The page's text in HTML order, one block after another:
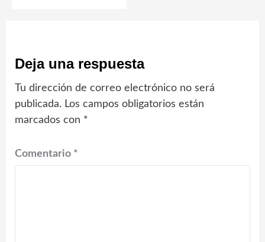
Deja una respuesta
Tu dirección de correo electrónico no será
publicada. Los campos obligatorios están
marcados con *
Comentario *